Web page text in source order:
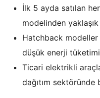
İlk 5 ayda satılan
modelinden
Hatchback modeller
düşük enerji
Ticari elektrikli
dağıtım